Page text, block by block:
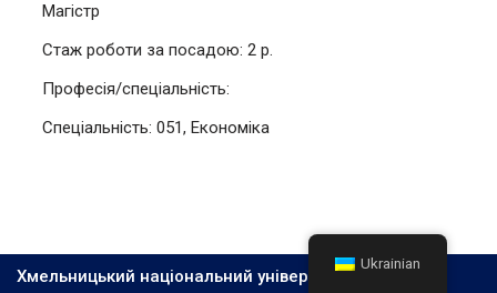
Магістр
Стаж роботи за посадою: 2 р.
Професія/спеціальність:
Спеціальність: 051, Економіка
Хмельницький національний університет, 2026
Ukrainian